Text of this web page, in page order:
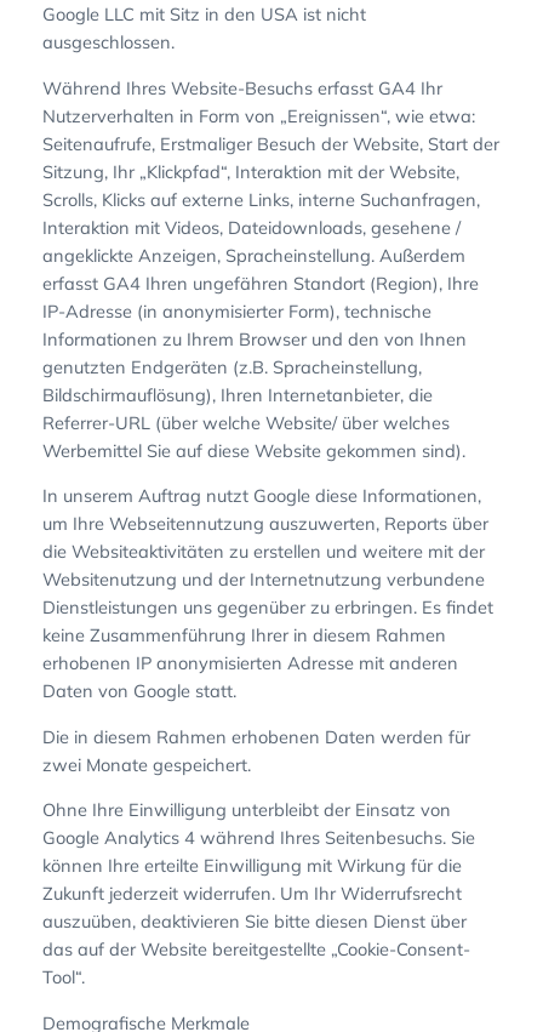
Google LLC mit Sitz in den USA ist nicht
ausgeschlossen.
Während Ihres Website-Besuchs erfasst GA4 Ihr
Nutzerverhalten in Form von „Ereignissen“, wie etwa:
Seitenaufrufe, Erstmaliger Besuch der Website, Start der
Sitzung, Ihr „Klickpfad“, Interaktion mit der Website,
Scrolls, Klicks auf externe Links, interne Suchanfragen,
Interaktion mit Videos, Dateidownloads, gesehene /
angeklickte Anzeigen, Spracheinstellung. Außerdem
erfasst GA4 Ihren ungefähren Standort (Region), Ihre
IP-Adresse (in anonymisierter Form), technische
Informationen zu Ihrem Browser und den von Ihnen
genutzten Endgeräten (z.B. Spracheinstellung,
Bildschirmauflösung), Ihren Internetanbieter, die
Referrer-URL (über welche Website/ über welches
Werbemittel Sie auf diese Website gekommen sind).
In unserem Auftrag nutzt Google diese Informationen,
um Ihre Webseitennutzung auszuwerten, Reports über
die Websiteaktivitäten zu erstellen und weitere mit der
Websitenutzung und der Internetnutzung verbundene
Dienstleistungen uns gegenüber zu erbringen. Es findet
keine Zusammenführung Ihrer in diesem Rahmen
erhobenen IP anonymisierten Adresse mit anderen
Daten von Google statt.
Die in diesem Rahmen erhobenen Daten werden für
zwei Monate gespeichert.
Ohne Ihre Einwilligung unterbleibt der Einsatz von
Google Analytics 4 während Ihres Seitenbesuchs. Sie
können Ihre erteilte Einwilligung mit Wirkung für die
Zukunft jederzeit widerrufen. Um Ihr Widerrufsrecht
auszuüben, deaktivieren Sie bitte diesen Dienst über
das auf der Website bereitgestellte „Cookie-Consent-
Tool“.
Demografische Merkmale